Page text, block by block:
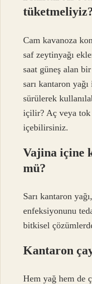
Cam kavanoza
saf zeytinyağı
saat güneş alan
sarı kantaron
sürülerek
içilir? Aç veya tok
içebilirsiniz.
Vajina içine
mü?
Sarı kantaron
enfeksiyonunu
bitkisel
Kantaron
Hem yağ hem de